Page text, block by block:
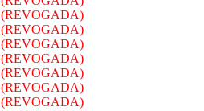
(REVOGADA)
(REVOGADA)
(REVOGADA)
(REVOGADA)
(REVOGADA)
(REVOGADA)
(REVOGADA)